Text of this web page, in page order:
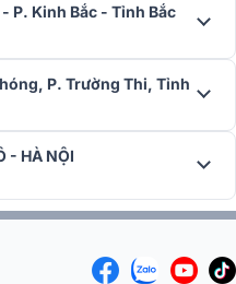
P. Kinh Bắc - Tỉnh Bắc
P. Trường Thi, Tỉnh
- HÀ NỘI